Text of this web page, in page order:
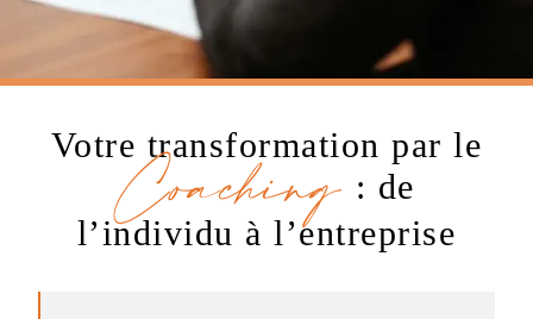
Votre transformation par le
Coaching: de
l’individu à l’entreprise